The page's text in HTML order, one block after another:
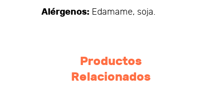
Alérgenos:Edamame, soja.
Productos
Relacionados